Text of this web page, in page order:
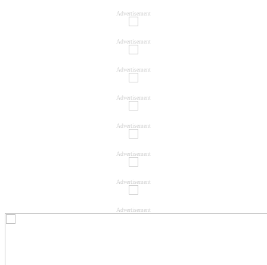
Advertisement
Advertisement
Advertisement
Advertisement
Advertisement
Advertisement
Advertisement
Advertisement